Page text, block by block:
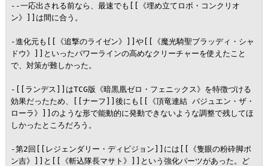
--一応出される前なら、最速でも[[《埋め立てロボ・コンクリオ
ン》]]は間に合う。
-進化元も[[《追撃のライゼン》]]や[[《魔光騎聖ブラッディ・シャ
ドウ》]]といったパワーラインの高めなクリーチャーを使えたこと
で、対策が難しかった。
-[[ランデス]]はTCG版《暗黒凰ゼロ・フェニックス》を特徴づける
効果だったため、[[ナーフ]]後にも[[《頂竜連結 バジュエン・ザ・
ローラ》]]のような形で能動的に発動できないような調整で残してほ
しかったところだろう。
-第2回[[レジェンダリー・ディビジョン]]には[[《隻眼の粉砕脚ポ
ン吉》]]と[[《斬込隊長マサト》]]という強化パーツがあった。ど